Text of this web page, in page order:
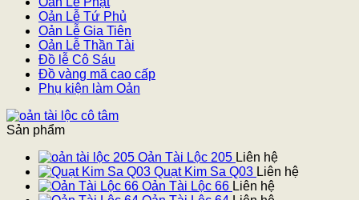
Oản Lễ Tứ Phủ
Oản Lễ Gia Tiên
Oản Lễ Thần Tài
Đồ lễ Cô Sáu
Đồ vàng mã cao cấp
Phụ kiện làm Oản
Sản phẩm
Oản Tài Lộc 205 Liên hệ
Quạt Kim Sa Q03 Liên hệ
Oản Tài Lộc 66 Liên hệ